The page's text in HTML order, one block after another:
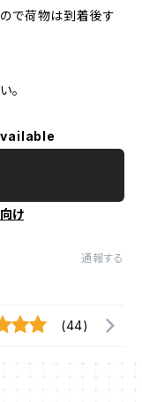
で荷物は到着後す
。
け
通報する
(44)